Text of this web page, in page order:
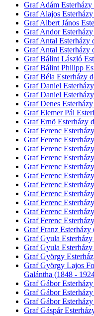
Graf Adám
Graf Alajos
Graf Albert János
Graf Andor
Graf Antal Esterházy
Graf Antal Esterházy
Graf Bálint László
Graf Bálint Philipp
Graf Béla Esterházy
Graf Daniel
Graf Daniel
Graf Denes
Graf Elemer Pál
Graf Ernö Esterházy
Graf Ferenc
Graf Ferenc
Graf Ferenc
Graf Ferenc
Graf Ferenc
Graf Ferenc
Graf Ferenc
Graf Ferenc
Graf Ferenc
Graf Ferenc
Graf Ferenc
Graf Franz Esterházy
Graf Gyula
Graf Gyula
Graf György
Graf György Lajos
Galántha (1848 -
Graf Gábor
Graf Gábor
Graf Gábor
Graf Gáspár